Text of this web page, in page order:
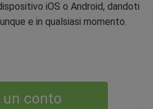
iOS o Android, dandoti
e in qualsiasi momento.
conto